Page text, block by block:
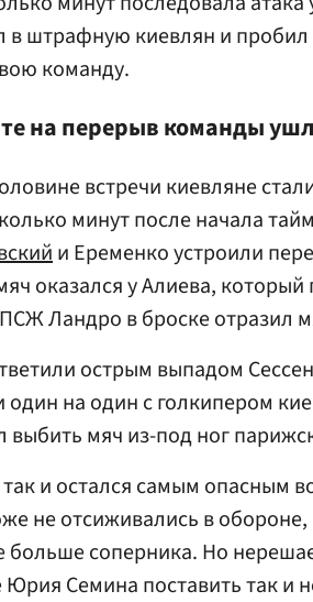
в штрафную киевлян и
команду.
на перерыв команды
встречи киевляне
минут после начала
и Еременко устроили
оказался у Алиева,
Ландро в броске отразил
острым выпадом
один на один с голкипером
выбить мяч из-под ног
и остался самым опасным
не отсиживались в
больше соперника. Но
Семина поставить так и